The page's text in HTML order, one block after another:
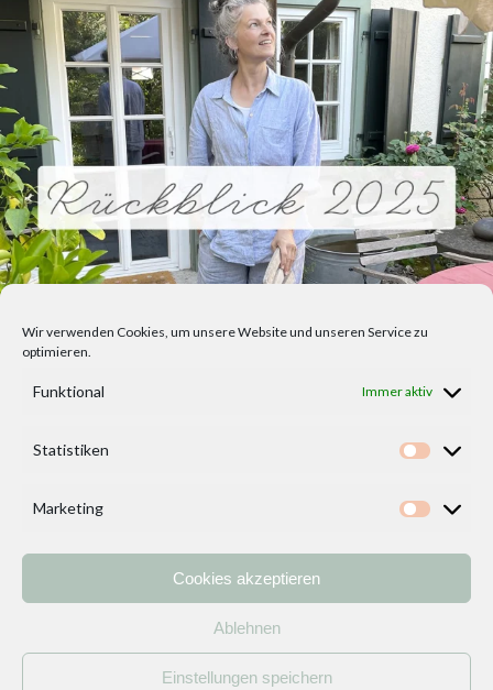
Wir verwenden Cookies, um unsere Website und unseren Service zu
optimieren.
Funktional Immer aktiv
Statistiken
Marketing
Cookies akzeptieren
Ablehnen
Einstellungen speichern
Kontakt
Impressum/ Datenschutzerklärung